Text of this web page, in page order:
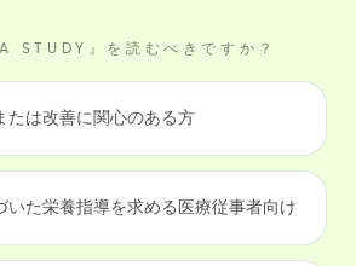
STUDY』を読むべきですか？
たは改善に関心のある方
いた栄養指導を求める医療従事者向け